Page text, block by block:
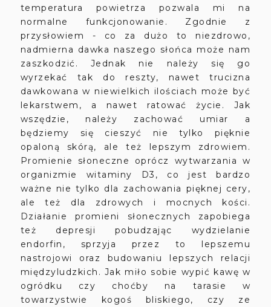
temperatura powietrza pozwala mi na
normalne funkcjonowanie. Zgodnie z
przysłowiem - co za dużo to niezdrowo,
nadmierna dawka naszego słońca może nam
zaszkodzić. Jednak nie należy się go
wyrzekać tak do reszty, nawet trucizna
dawkowana w niewielkich ilościach może być
lekarstwem, a nawet ratować życie. Jak
wszędzie, należy zachować umiar a
będziemy się cieszyć nie tylko pięknie
opaloną skórą, ale też lepszym zdrowiem.
Promienie słoneczne oprócz wytwarzania w
organizmie witaminy D3, co jest bardzo
ważne nie tylko dla zachowania pięknej cery,
ale też dla zdrowych i mocnych kości.
Działanie promieni słonecznych zapobiega
też depresji pobudzając wydzielanie
endorfin, sprzyja przez to lepszemu
nastrojowi oraz budowaniu lepszych relacji
międzyludzkich. Jak miło sobie wypić kawę w
ogródku czy choćby na tarasie w
towarzystwie kogoś bliskiego, czy ze